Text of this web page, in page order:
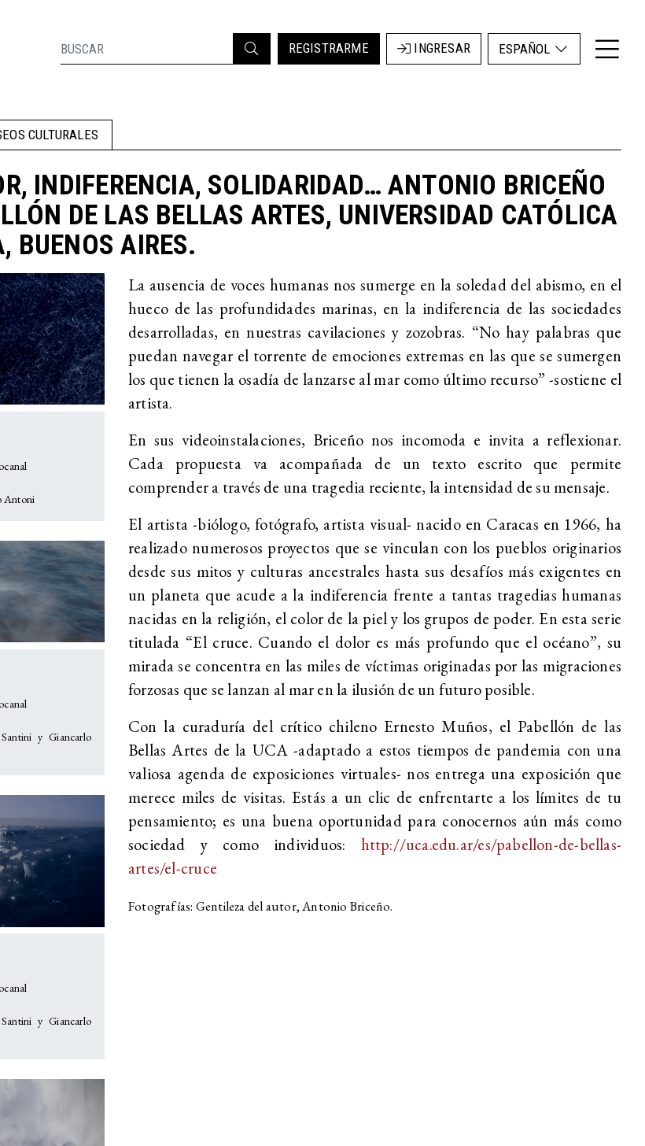
REGISTRARME INGRESAR ESPAÑOL
CULTURALES
INDIFERENCIA, SOLIDARIDAD… ANTONIO BRICEÑO
DE LAS BELLAS ARTES, UNIVERSIDAD CATÓLICA
BUENOS AIRES.
Antoni
y Giancarlo
y Giancarlo
La ausencia de voces humanas nos sumerge en la soledad del abismo, en el
hueco de las profundidades marinas, en la indiferencia de las sociedades
desarrolladas, en nuestras cavilaciones y zozobras. “No hay palabras que
puedan navegar el torrente de emociones extremas en las que se sumergen
los que tienen la osadía de lanzarse al mar como último recurso” -sostiene el
artista.
En sus videoinstalaciones, Briceño nos incomoda e invita a reflexionar.
Cada propuesta va acompañada de un texto escrito que permite
comprender a través de una tragedia reciente, la intensidad de su mensaje.
El artista -biólogo, fotógrafo, artista visual- nacido en Caracas en 1966, ha
realizado numerosos proyectos que se vinculan con los pueblos originarios
desde sus mitos y culturas ancestrales hasta sus desafíos más exigentes en
un planeta que acude a la indiferencia frente a tantas tragedias humanas
nacidas en la religión, el color de la piel y los grupos de poder. En esta serie
titulada “El cruce. Cuando el dolor es más profundo que el océano”, su
mirada se concentra en las miles de víctimas originadas por las migraciones
forzosas que se lanzan al mar en la ilusión de un futuro posible.
Con la curaduría del crítico chileno Ernesto Muños, el Pabellón de las
Bellas Artes de la UCA -adaptado a estos tiempos de pandemia con una
valiosa agenda de exposiciones virtuales- nos entrega una exposición que
merece miles de visitas. Estás a un clic de enfrentarte a los límites de tu
pensamiento; es una buena oportunidad para conocernos aún más como
sociedad y como individuos: http://uca.edu.ar/es/pabellon-de-bellas-
artes/el-cruce
Fotografías: Gentileza del autor, Antonio Briceño.